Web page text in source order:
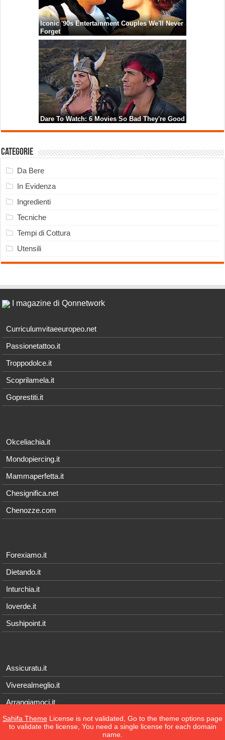
Categorie
Da Bere
In Evidenza
Ingredienti
Tecniche
Tempi di Cottura
Utensili
I magazine di Qonnetwork
Curriculumvitaeeuropeo.net
Passionetattoo.it
Troppodolce.it
Scoprilamela.it
Goprestiti.it
Okceliachia.it
Mondopiercing.it
Mammaperfetta.it
Chesignifica.net
Chenozze.com
Forexiamo.it
Dietando.it
Inturchia.it
Ioverde.it
Sushipoint.it
Assicuratu.it
Viverealmeglio.it
Arrangiamoci.it
Tecnichef.it
Sahifa Theme License is not validated, Go to the theme options page
to validate the license, You need a single license for each domain
name.